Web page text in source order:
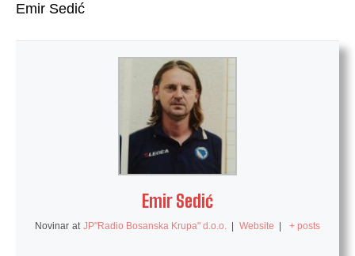
Emir Sedić
Emir Sedić
Novinar at JP"Radio Bosanska Krupa" d.o.o. Website + posts